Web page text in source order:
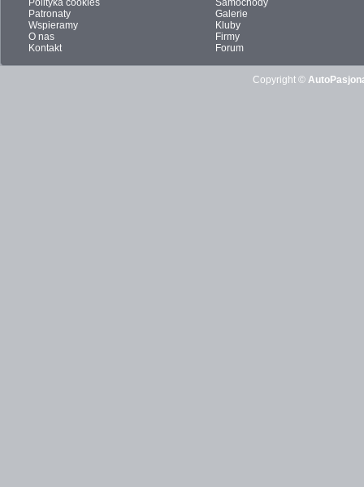
Polityka cookies
Patronaty
Wspieramy
O nas
Kontakt
Samochody
Galerie
Kluby
Firmy
Forum
Copyright ©